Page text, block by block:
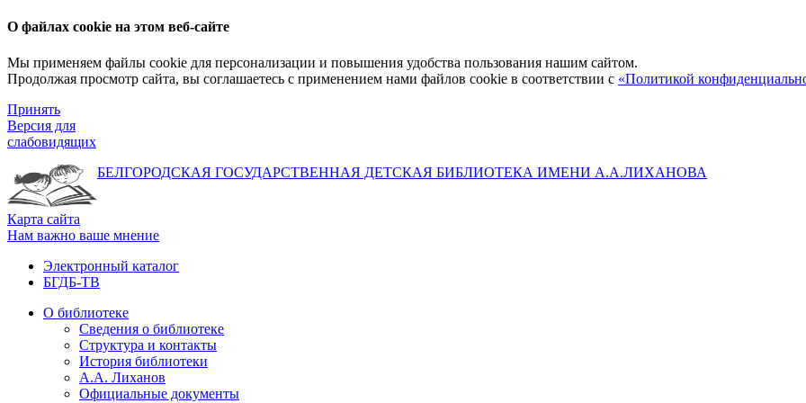
О файлах cookie на этом веб-сайте
Мы применяем файлы cookie для персонализации и повышения удобства пользования нашим сайтом.
Продолжая просмотр сайта, вы соглашаетесь с применением нами файлов cookie в соответствии с «Политикой
Принять
Версия для
слабовидящих
БЕЛГОРОДСКАЯ ГОСУДАРСТВЕННАЯ ДЕТСКАЯ БИБЛИОТЕКА ИМЕНИ А.А.ЛИХАНОВА
Карта сайта
Нам важно ваше мнение
Электронный каталог
БГДБ-ТВ
О библиотеке
Сведения о библиотеке
Структура и контакты
История библиотеки
А.А. Лиханов
Официальные документы